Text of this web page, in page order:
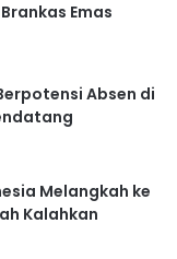
Emas
Absen di
Melangkah ke
Kalahkan